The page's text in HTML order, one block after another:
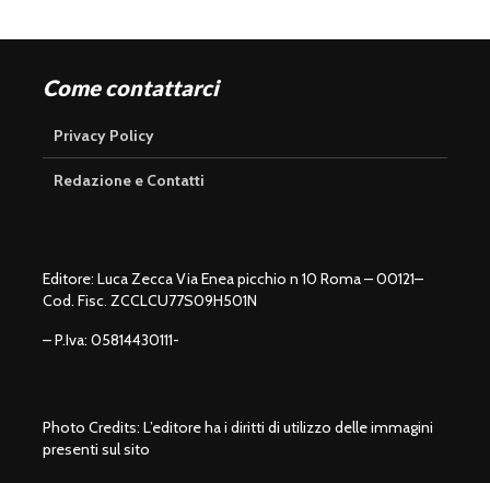
Come contattarci
Privacy Policy
Redazione e Contatti
Editore: Luca Zecca Via Enea picchio n 10 Roma – 00121–
Cod. Fisc. ZCCLCU77S09H501N
– P.Iva: 05814430111-
Photo Credits: L’editore ha i diritti di utilizzo delle immagini
presenti sul sito